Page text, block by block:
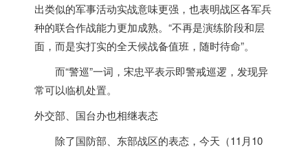
出类似的军事活动实战意味更强，也表明战区各军兵
种的联合作战能力更加成熟。“不再是演练阶段和层
面，而是实打实的全天候战备值班，随时待命”。
而“警巡”一词，宋忠平表示即警戒巡逻，发现异
常可以临机处置。
外交部、国台办也相继表态
除了国防部、东部战区的表态，今天（11月10